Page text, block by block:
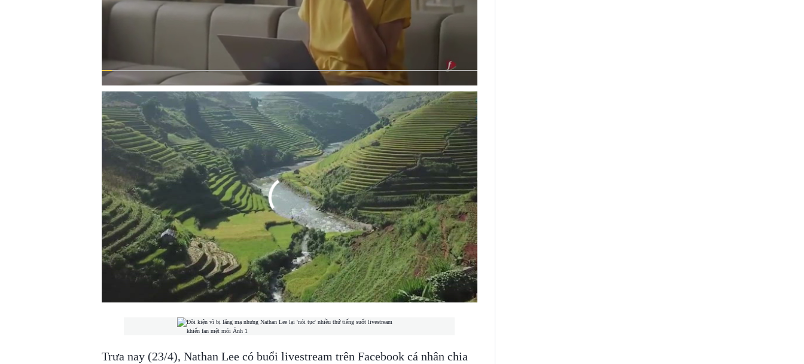
00:56 VIETNAM MOUNTAINS HLS
Trưa nay (23/4), Nathan Lee có buổi livestream trên Facebook cá nhân chia